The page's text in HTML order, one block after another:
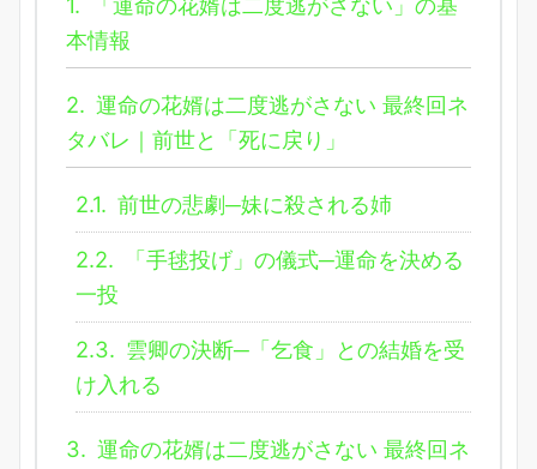
本情報
2. 運命の花婿は二度逃がさない 最終回ネ
タバレ｜前世と「死に戻り」
2.1. 前世の悲劇─妹に殺される姉
2.2.
「手毬投げ」の儀式─運命を決める
一投
2.3. 雲卿の決断─「乞食」との結婚を受
け入れる
3. 運命の花婿は二度逃がさない 最終回ネ